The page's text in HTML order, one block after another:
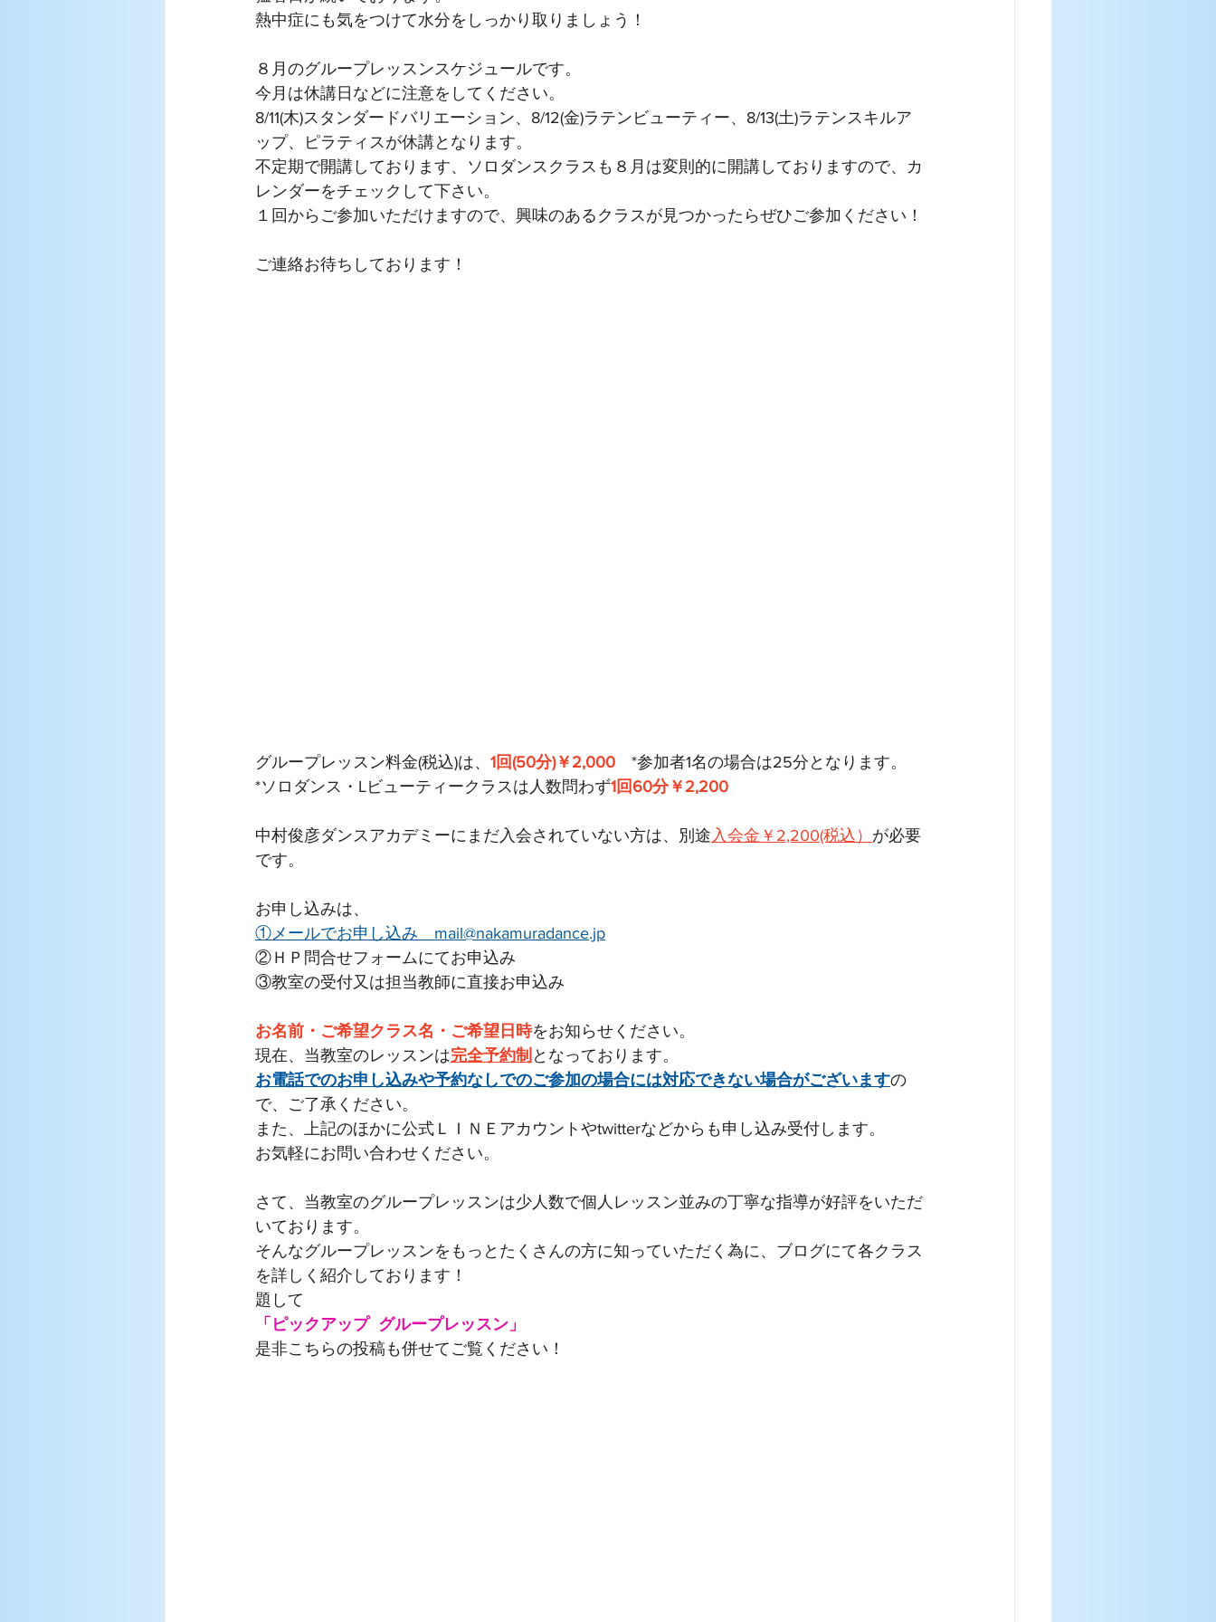
熱中症にも気をつけて水分をしっかり取りましょう！
８月のグループレッスンスケジュールです。
今月は休講日などに注意をしてください。
8/11(木)スタンダードバリエーション、8/12(金)ラテンビューティー、8/13(土)ラテンスキルア
ップ、ピラティスが休講となります。
不定期で開講しております、ソロダンスクラスも８月は変則的に開講しておりますので、カ
１回からご参加いただけますので、興味のあるクラスが見つかったらぜひご参加ください！
ご連絡お待ちしております！
グループレッスン料金(税込)は、 1回(50分)￥2,000 *参加者1名の場合は25分となります。
*ソロダンス・Lビューティークラスは人数問わず1回60分￥2,200
中村俊彦ダンスアカデミーにまだ入会されていない方は、別途入会金￥2,200(税込） が必要
です。
お申し込みは、
①メールでお申し込み　mail@nakamuradance.jp
②ＨＰ問合せフォームにてお申込み
③教室の受付又は担当教師に直接お申込み
お名前・ご希望クラス名・ご希望日時をお知らせください。
現在、当教室のレッスンは完全予約制 となっております。
お電話でのお申し込みや予約なしでのご参加の場合には対応できない場合がございますの
で、ご了承ください。
また、上記のほかに公式ＬＩＮＥアカウントやtwitterなどからも申し込み受付します。
お気軽にお問い合わせください。
さて、当教室のグループレッスンは少人数で個人レッスン並みの丁寧な指導が好評をいただ
いております。
そんなグループレッスンをもっとたくさんの方に知っていただく為に、ブログにて各クラス
を詳しく紹介しております！
題して
「ピックアップ  グループレッスン」
是非こちらの投稿も併せてご覧ください！